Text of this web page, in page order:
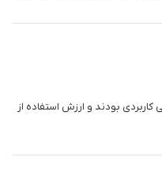
بودند و ارزش استفاده از